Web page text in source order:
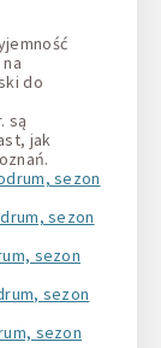
do
są
jak
sezon
sezon
sezon
sezon
sezon